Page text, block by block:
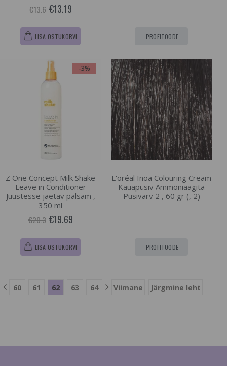
€13.6 €13.19
LISA OSTUKORVI PROFITOODE
-3%
Z One Concept Milk Shake
Leave in Conditioner
Juustesse jäetav palsam ,
350 ml
€20.3 €19.69
LISA OSTUKORVI
L'oréal Inoa Colouring Cream
Kauapüsiv Ammoniaagita
Püsivärv 2 , 60 gr (, 2)
PROFITOODE
60 61 62 63 64 Viimane Järgmine leht